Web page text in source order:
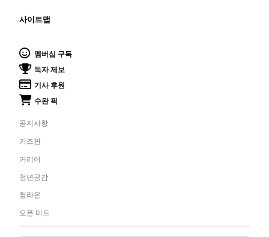
사이트맵
멤버십 구독
독자 제보
기사 후원
수완 픽
공지사항
키즈판
커리어
청년공감
청라온
오픈 미트